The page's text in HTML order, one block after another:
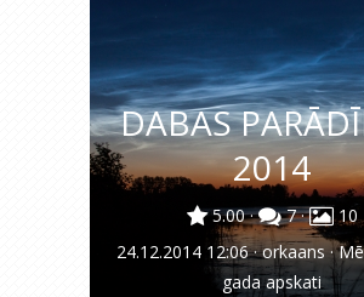
DABAS
2014
5.00· 7·
10
24.12.2014 12:06·orkaans·
gada apskati